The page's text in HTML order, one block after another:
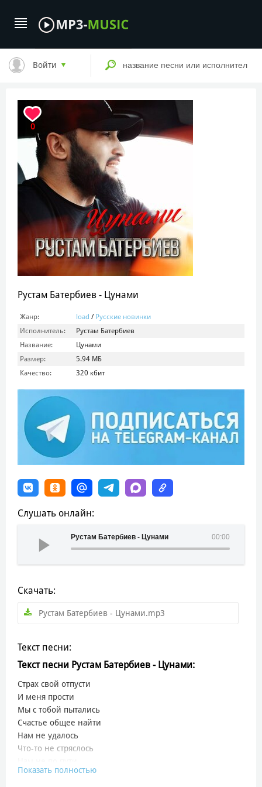
Войти
0
Рустам Батербиев - Цунами
Жанр: load / Русские новинки
Исполнитель:
Рустам Батербиев
Название:
Цунами
Размер:
5.94 МБ
Качество:
320 кбит
Слушать онлайн:
00:00
Рустам Батербиев - Цунами
Скачать:
Рустам Батербиев - Цунами.mp3
Текст песни:
Текст песни Рустам Батербиев - Цунами:
Страх свой отпусти
И меня прости
Мы с тобой пытались
Счастье общее найти
Нам не удалось
Что-то не стряслось
Показать полностью